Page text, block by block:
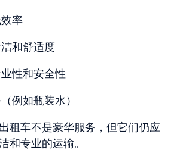
率
和舒适度
性和安全性
例如瓶装水）
租车不是豪华服务，但它们仍应
和专业的运输。